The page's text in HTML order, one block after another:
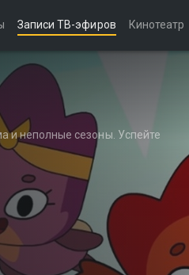
Записи ТВ-эфиров Кинотеатр
и неполные сезоны. Успейте